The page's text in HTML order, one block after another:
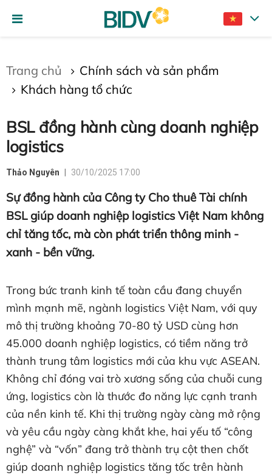
Trang chủ
Chính sách và sản phẩm
Khách hàng tổ chức
BSL đồng hành cùng doanh nghiệp
logistics
Thảo Nguyên 30/10/2025 17:00
Sự đồng hành của Công ty Cho thuê Tài chính
BSL giúp doanh nghiệp logistics Việt Nam không
chỉ tăng tốc, mà còn phát triển thông minh -
xanh - bền vững.
Trong bức tranh kinh tế toàn cầu đang chuyển
mình mạnh mẽ, ngành logistics Việt Nam, với quy
mô thị trường khoảng 70-80 tỷ USD cùng hơn
45.000 doanh nghiệp logistics, có tiềm năng trở
thành trung tâm logistics mới của khu vực ASEAN.
Không chỉ đóng vai trò xương sống của chuỗi cung
ứng, logistics còn là thước đo năng lực cạnh tranh
của nền kinh tế. Khi thị trường ngày càng mở rộng
và yêu cầu ngày càng khắt khe, hai yếu tố “công
nghệ” và “vốn” đang trở thành trụ cột then chốt
giúp doanh nghiệp logistics tăng tốc trên hành
Gửi bình luận